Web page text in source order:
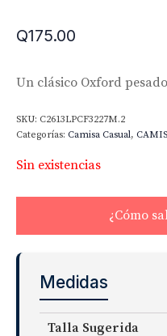
Q175.00
Un clásico Oxford
SKU: C2613LPCF3227M.2
Categorías: Camisa Casual,
Sin existencias
¿Cómo
Medidas
Talla Sugerida